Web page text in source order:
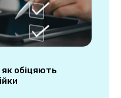
обіцяють